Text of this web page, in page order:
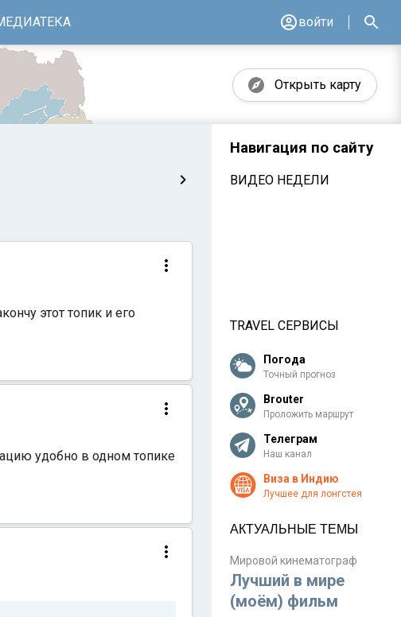
войти
Открыть карту
этот топик и его
удобно в одном топике
Навигация по сайту
ВИДЕО НЕДЕЛИ
TRAVEL СЕРВИСЫ
Погода
Точный прогноз
Brouter
Проложить маршрут
Телеграм
Наш канал
Виза в Индию
Лучшее для лонгстея
АКТУАЛЬНЫЕ ТЕМЫ
Мировой кинематограф
Лучший в мире
(моём) фильм